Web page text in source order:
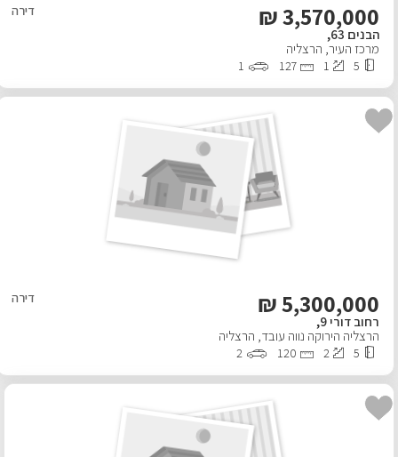
3,570,000
₪ דירה
הבנים 63,
מרכז העיר, הרצליה
5
1
127
1
5,300,000
₪ דירה
רחוב דורי 9,
הרצליה הירוקה נווה עובד, הרצליה
5
2
120
2